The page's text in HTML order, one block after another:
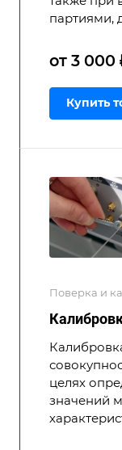
партиями,
от 3 000
Купить
Поверка и
целях
значений